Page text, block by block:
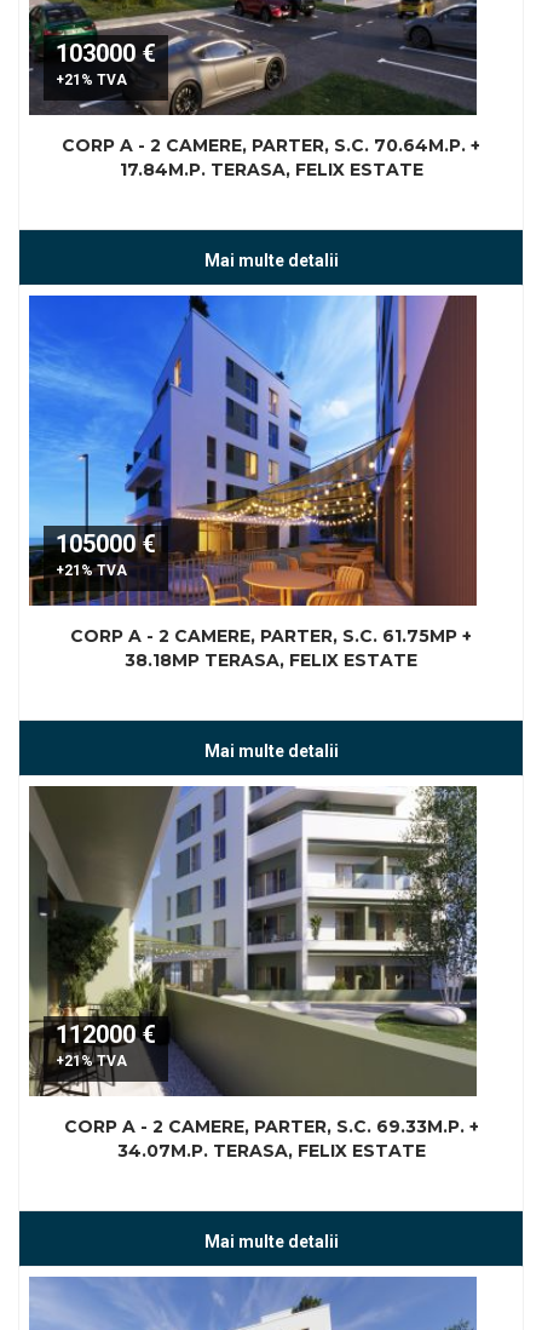
103000 €
+21% TVA
CORP A - 2 CAMERE, PARTER, S.C. 70.64M.P. +
17.84M.P. TERASA, FELIX ESTATE
Mai multe detalii
105000 €
+21% TVA
CORP A - 2 CAMERE, PARTER, S.C. 61.75MP +
38.18MP TERASA, FELIX ESTATE
Mai multe detalii
112000 €
+21% TVA
CORP A - 2 CAMERE, PARTER, S.C. 69.33M.P. +
34.07M.P. TERASA, FELIX ESTATE
Mai multe detalii